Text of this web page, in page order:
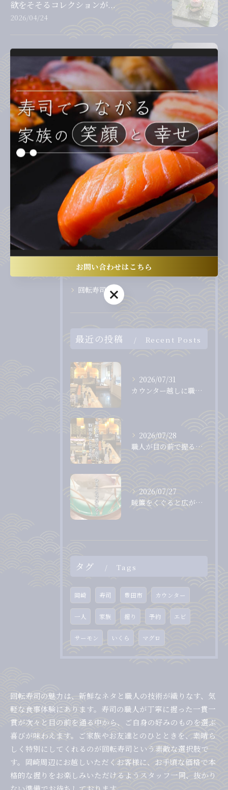
欲をそそるコレクションが...
2026/04/24
皆さん、特別な寿司体験を求めていませ
んか？そんなあなたにピッ...
2026/04/23
1 3 4 5 ... 10
カテゴリー Categories
全てのカテゴリー
ランチ
ディナー
テイクアウト
お子様連れ
回転寿司
最近の投稿 Recent Posts
2026/07/31
カウンター越しに職人から直接受け取る、出来たて、握りたてのお...
2026/07/28
職人が目の前で握る、息をのむほど美しいまぐろ。
2026/07/27
暖簾をくぐると広がる、落ち着いた和の空間。
タグ Tags
岡崎 寿司 豊田市 カウンター
一人 家族 握り 予約 エビ
サーモン いくら マグロ
回転寿司の魅力は、新鮮なネタと職人の技術が織りなす、気
軽な食事体験にあります。寿司の職人が丁寧に握った一貫一
貫が次々と目の前を通る中から、ご自身の好みのものを選ぶ
喜びが味わえます。ご家族やお友達とのひとときを、素晴ら
しく特別にしてくれるのが回転寿司という素敵な選択肢で
す。岡崎周辺にお越しいただくお客様に、お手頃な価格で本
格的な握りをお楽しみいただけるようスタッフ一同、抜かり
お問い合わせはこちら
お問い合わせはこちら